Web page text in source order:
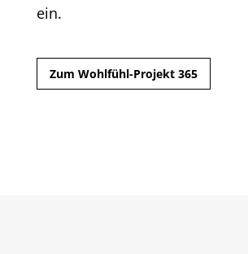
ein.
Zum Wohlfühl-Projekt 365